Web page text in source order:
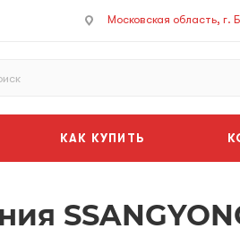
Московская область, г.
КАК КУПИТЬ